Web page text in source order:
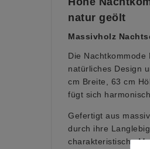
natur geölt
Massivholz
Die Nachtkommode
natürliches Design
cm Breite, 63 cm
fügt sich
Gefertigt aus
durch ihre
charakteristische